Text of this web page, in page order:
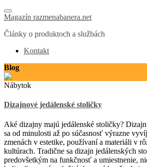
Magazín razmenabanera.net
Články o produktoch a službách
Kontakt
Blog
Nábytok
Dizajnové jedálenské stoličky
Aké dizajny majú jedálenské stoličky?
sa od minulosti až po súčasnosť výrazne
zmenách v estetike, používaní a materiáli v
kultúrach. Tradične sa dizajn jedálenských
predovšetkým na funkčnosť a umiestnenie,